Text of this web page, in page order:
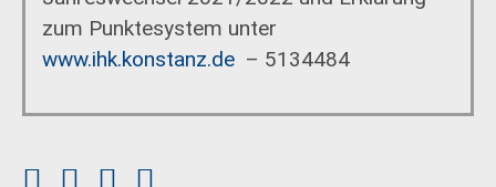
zum Punktesystem unter
www.ihk.konstanz.de – 5134484